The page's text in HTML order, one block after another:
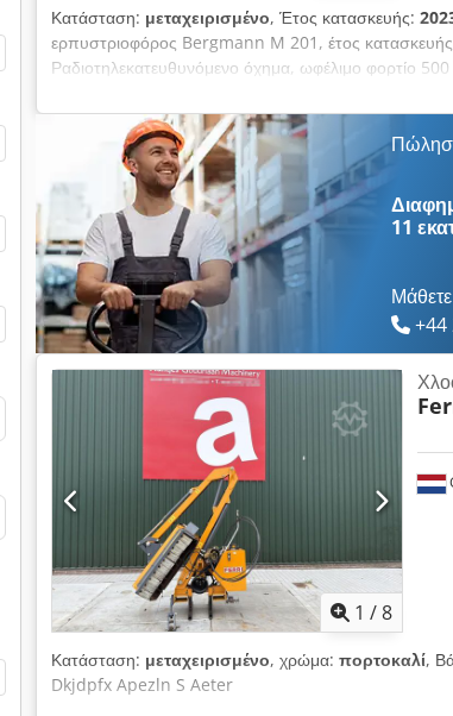
Κατάσταση: μεταχειρισμένο, Έτος κατασκευής:
ερπυστριοφόρος Bergmann M 201, έτος
Ραδιοτηλεκατευθυνόμενο όχημα, ωφέλιμο φορτίο
6.000 N, ύψος 1.287 mm, μήκος 2.087 mm,
λοξό προφίλ για σταθερότητα σε πλαγιές, με
κυλίνδρων, ισχύς 42 kW στις 2.800 στροφές/λεπτό,
υδροστατική μετάδοση κίνησης, 0-8,5 km/h, 12V
υδραυλικός κύκλος υψηλής απόδοσης έως 85 l/min,
συμπεριλαμβάνεται θρυμματιστής Müthing με
επεξεργασία θαμνωδών και ξύλων με διάμετρο έως
Τοποθεσία αποθήκης: 93095 Hagelstadt.
11
+44
1 /8
Κατάσταση: μεταχειρισμένο, χρώμα: πορτοκαλί,
Dkjdpfx Apezln S Aeter